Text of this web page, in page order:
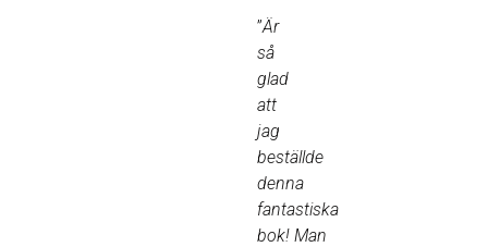
”Är
så
glad
att
jag
beställde
denna
fantastiska
bok! Man